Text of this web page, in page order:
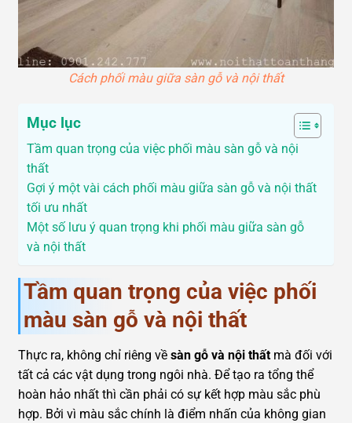
Cách phối màu giữa sàn gỗ và nội thất
Mục lục
Tầm quan trọng của việc phối màu sàn gỗ và nội
thất
Gợi ý một vài cách phối màu giữa sàn gỗ và nội thất
tối ưu nhất
Một số lưu ý quan trọng khi phối màu giữa sàn gỗ
và nội thất
Tầm quan trọng của việc phối
màu sàn gỗ và nội thất
Thực ra, không chỉ riêng về sàn gỗ và nội thất mà đối với
tất cả các vật dụng trong ngôi nhà. Để tạo ra tổng thể
hoàn hảo nhất thì cần phải có sự kết hợp màu sắc phù
hợp. Bởi vì màu sắc chính là điểm nhấn của không gian